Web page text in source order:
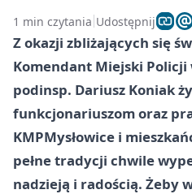
1 min czytania Udostępnij
Z okazji zbliżających się
Komendant Miejski Policji
podinsp. Dariusz Koniak
funkcjonariuszom oraz
KMPMysłowice i
pełne tradycji chwile
nadzieją i radością. Żeby